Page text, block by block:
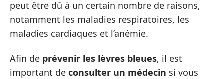
peut être dû à un certain nombre de raisons,
notamment les maladies respiratoires, les
maladies cardiaques et l’anémie.
Afin de prévenir les lèvres bleues, il est
important de consulter un médecin si vous